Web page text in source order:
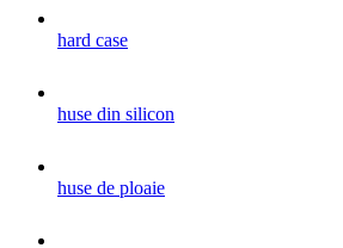
hard case
huse din silicon
huse de ploaie